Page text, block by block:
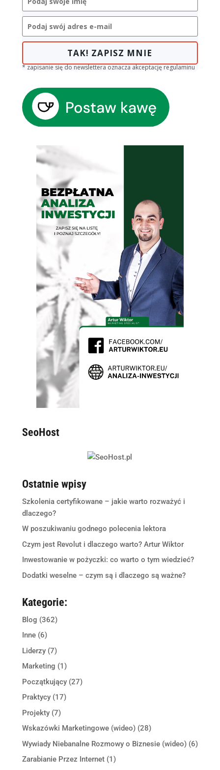
TAK! ZAPISZ MNIE
* zapisanie się do newslettera oznacza akceptację regulaminu
SeoHost
Ostatnie wpisy
Szkolenia certyfikowane – jakie warto rozważyć i
dlaczego?
W poszukiwaniu godnego polecenia lektora
Czym jest Revolut i dlaczego warto? Artur Wiktor
Inwestowanie w pożyczki: co warto o tym wiedzieć?
Dodatki weselne – czym są i dlaczego są ważne?
Kategorie:
Blog (362)
Inne(6)
Liderzy(7)
Marketing (1)
Początkujący(27)
Praktycy(17)
Projekty(7)
Wskazówki Marketingowe (wideo)(28)
Wywiady Niebanalne Rozmowy o Biznesie (wideo)(6)
Zarabianie Przez Internet(1)